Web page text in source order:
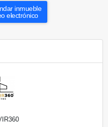
inmueble
electrónico